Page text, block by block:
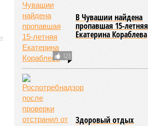
123
В Чувашии найдена
пропавшая 15-летняя
Екатерина Кораблева
Здоровый отдых